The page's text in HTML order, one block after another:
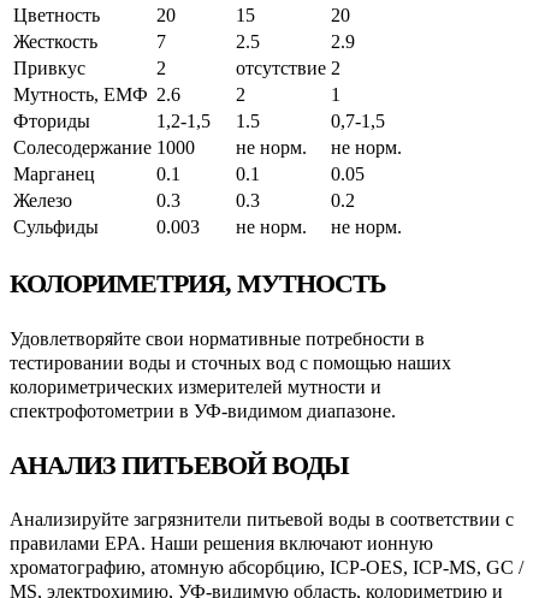
Цветность
20 15
20
Жесткость
7 2.5
2.9
Привкус
2 отсутствие 2
Мутность, ЕМФ 2.6 2
1
Фториды
1,2-1,5 1.5
0,7-1,5
Солесодержание 1000 не норм.
не норм.
Марганец
0.1 0.1
0.05
Железо
0.3 0.3
0.2
Сульфиды
0.003 не норм. не норм.
КОЛОРИМЕТРИЯ, МУТНОСТЬ
Удовлетворяйте свои нормативные потребности в
тестировании воды и сточных вод с помощью наших
колориметрических измерителей мутности и
спектрофотометрии в УФ-видимом диапазоне.
АНАЛИЗ ПИТЬЕВОЙ ВОДЫ
Анализируйте загрязнители питьевой воды в соответствии с
правилами EPA. Наши решения включают ионную
хроматографию, атомную абсорбцию, ICP-OES, ICP-MS, GC /
MS, электрохимию, УФ-видимую область, колориметрию и